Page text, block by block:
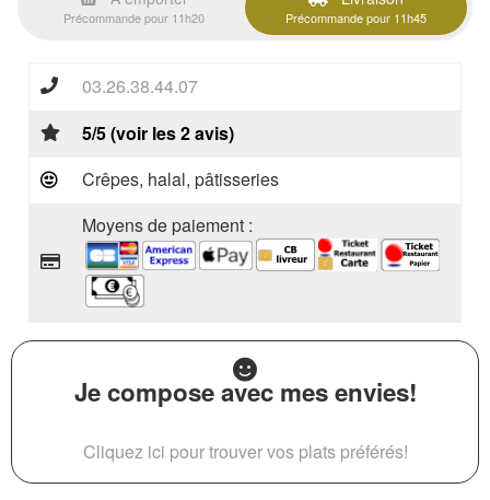
Précommande pour 11h20 Précommande pour 11h45
03.26.38.44.07
5/5 (voir les 2 avis)
Crêpes, halal, pâtisseries
Moyens de paiement :
Je compose avec mes envies!
Cliquez ici pour trouver vos plats préférés!